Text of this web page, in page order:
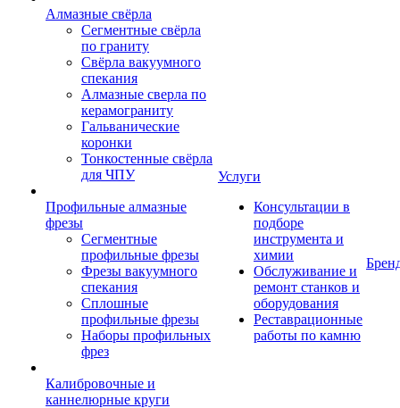
Алмазные свёрла
Сегментные свёрла
по граниту
Свёрла вакуумного
спекания
Алмазные сверла по
керамограниту
Гальванические
коронки
Тонкостенные свёрла
для ЧПУ
Профильные алмазные
фрезы
Сегментные
профильные фрезы
Фрезы вакуумного
спекания
Сплошные
профильные фрезы
Наборы профильных
фрез
Калибровочные и
каннелюрные круги
Услуги
Консультации в
подборе
инструмента и
химии
Обслуживание и
ремонт станков и
оборудования
Реставрационные
работы по камню